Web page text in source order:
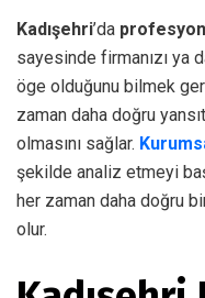
Kadışehri’da
sayesinde firmanızı ya
öge olduğunu bilmek
zaman daha doğru
olmasını sağlar.
şekilde analiz etmeyi
her zaman daha doğru
olur.